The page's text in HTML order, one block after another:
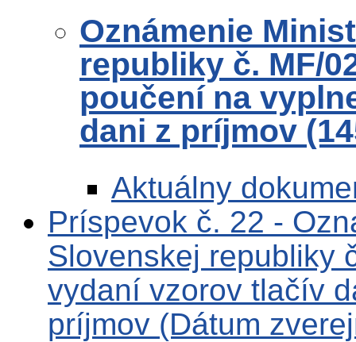
Oznámenie
republiky č. MF/
poučení na
dani z príjmov
Aktuálny
Príspevok č. 22 -
Slovenskej republiky
vydaní vzorov tlačív
príjmov (Dátum